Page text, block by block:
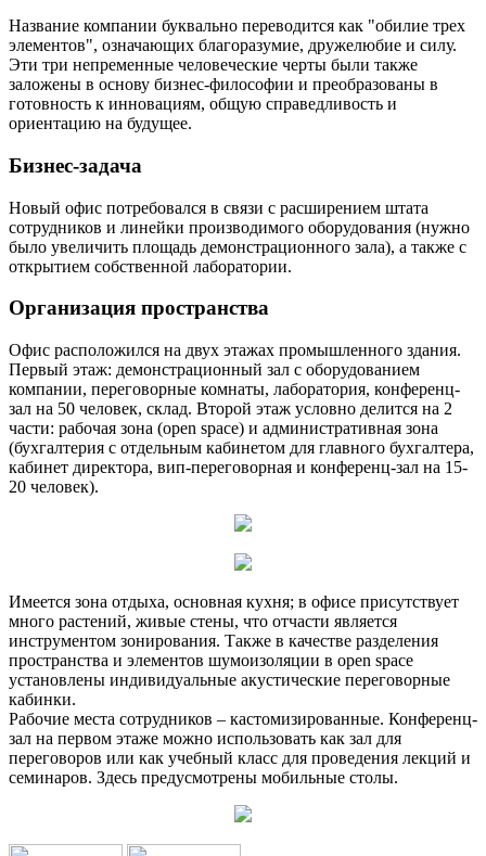
Название компании буквально переводится как "обилие трех
элементов", означающих благоразумие, дружелюбие и силу.
Эти три непременные человеческие черты были также
заложены в основу бизнес-философии и преобразованы в
готовность к инновациям, общую справедливость и
ориентацию на будущее.
Бизнес-задача
Новый офис потребовался в связи с расширением штата
сотрудников и линейки производимого оборудования (нужно
было увеличить площадь демонстрационного зала), а также с
открытием собственной лаборатории.
Организация пространства
Офис расположился на двух этажах промышленного здания.
Первый этаж: демонстрационный зал с оборудованием
компании, переговорные комнаты, лаборатория, конференц-
зал на 50 человек, склад. Второй этаж условно делится на 2
части: рабочая зона (open space) и административная зона
(бухгалтерия с отдельным кабинетом для главного бухгалтера,
кабинет директора, вип-переговорная и конференц-зал на 15-
20 человек).
Имеется зона отдыха, основная кухня; в офисе присутствует
много растений, живые стены, что отчасти является
инструментом зонирования. Также в качестве разделения
пространства и элементов шумоизоляции в open space
установлены индивидуальные акустические переговорные
кабинки.
Рабочие места сотрудников – кастомизированные. Конференц-
зал на первом этаже можно использовать как зал для
переговоров или как учебный класс для проведения лекций и
семинаров. Здесь предусмотрены мобильные столы.